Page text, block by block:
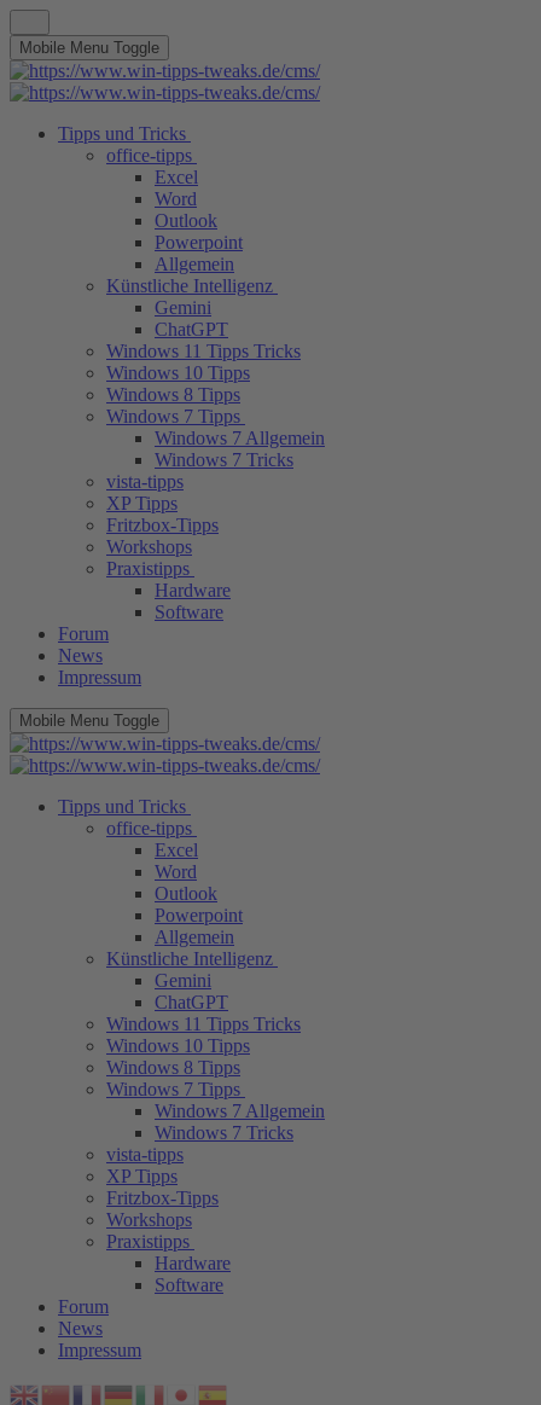
Mobile Menu Toggle
Tipps und Tricks
office-tipps
Excel
Word
Outlook
Powerpoint
Allgemein
Künstliche Intelligenz
Gemini
ChatGPT
Windows 11 Tipps Tricks
Windows 10 Tipps
Windows 8 Tipps
Windows 7 Tipps
Windows 7 Allgemein
Windows 7 Tricks
vista-tipps
XP Tipps
Fritzbox-Tipps
Workshops
Praxistipps
Hardware
Software
Forum
News
Impressum
Mobile Menu Toggle
Tipps und Tricks
office-tipps
Excel
Word
Outlook
Powerpoint
Allgemein
Künstliche Intelligenz
Gemini
ChatGPT
Windows 11 Tipps Tricks
Windows 10 Tipps
Windows 8 Tipps
Windows 7 Tipps
Windows 7 Allgemein
Windows 7 Tricks
vista-tipps
XP Tipps
Fritzbox-Tipps
Workshops
Praxistipps
Hardware
Software
Forum
News
Impressum